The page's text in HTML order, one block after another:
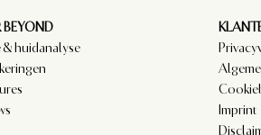
BEYOND
& huidanalyse
Imprint